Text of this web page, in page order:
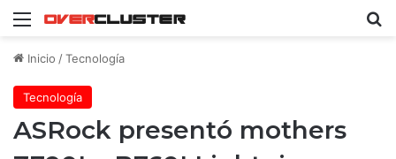
Menú
Inicio /Tecnología
Tecnología
ASRock presentó mothers